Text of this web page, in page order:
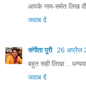
आपके नाम-समेत लिख दी
जवाब दें
संगीता पुरी
26 अप्रैल
बहुत सही लिखा ..
जवाब दें